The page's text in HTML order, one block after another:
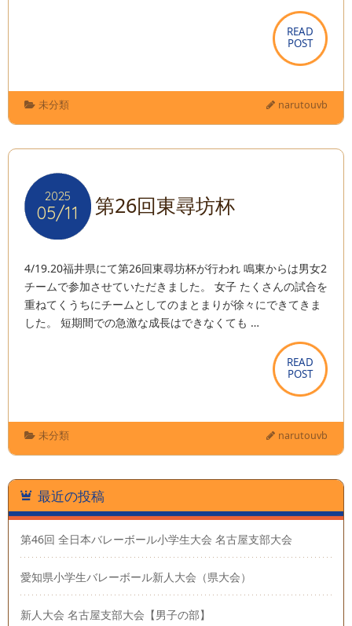
READ
POST
READ
POST
未分類 narutouvb
2025
05/11
2025
05/11 第26回東尋坊杯
4/19.20福井県にて第26回東尋坊杯が行われ 鳴東からは男女2
チームで参加させていただきました。 女子 たくさんの試合を
重ねてくうちにチームとしてのまとまりが徐々にできてきま
した。 短期間での急激な成長はできなくても …
READ
POST
READ
POST
未分類 narutouvb
最近の投稿
第46回 全日本バレーボール小学生大会 名古屋支部大会
愛知県小学生バレーボール新人大会（県大会）
新人大会 名古屋支部大会【男子の部】